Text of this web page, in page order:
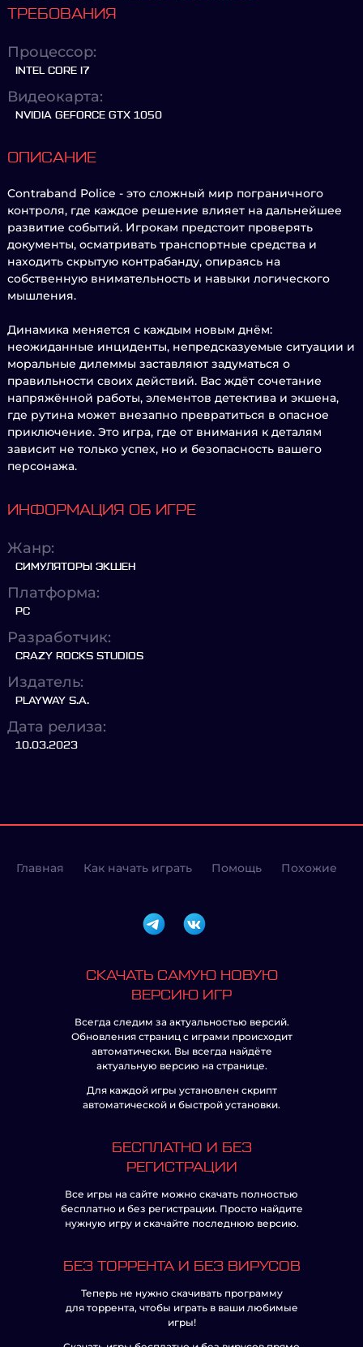
ТРЕБОВАНИЯ
Процессор:
INTEL CORE I7
Видеокарта:
NVIDIA GEFORCE GTX 1050
ОПИСАНИЕ
Contraband Police - это сложный мир пограничного
контроля, где каждое решение влияет на дальнейшее
развитие событий. Игрокам предстоит проверять
документы, осматривать транспортные средства и
находить скрытую контрабанду, опираясь на
собственную внимательность и навыки логического
мышления.
Динамика меняется с каждым новым днём:
неожиданные инциденты, непредсказуемые ситуации и
моральные дилеммы заставляют задуматься о
правильности своих действий. Вас ждёт сочетание
напряжённой работы, элементов детектива и экшена,
где рутина может внезапно превратиться в опасное
приключение. Это игра, где от внимания к деталям
зависит не только успех, но и безопасность вашего
персонажа.
ИНФОРМАЦИЯ ОБ ИГРЕ
Жанр:
СИМУЛЯТОРЫ ЭКШЕН
Платформа:
PC
Разработчик:
CRAZY ROCKS STUDIOS
Издатель:
PLAYWAY S.A.
Дата релиза:
10.03.2023
Главная Как начать играть Помощь Похожие
СКАЧАТЬ САМУЮ НОВУЮ
ВЕРСИЮ ИГР
Всегда следим за актуальностью версий.
Обновления страниц с играми происходит
автоматически. Вы всегда найдёте
актуальную версию на странице.
Для каждой игры установлен скрипт
автоматической и быстрой установки.
БЕСПЛАТНО И БЕЗ
РЕГИСТРАЦИИ
Все игры на сайте можно скачать полностью
бесплатно и без регистрации. Просто найдите
нужную игру и скачайте последнюю версию.
БЕЗ ТОРРЕНТА И БЕЗ ВИРУСОВ
Теперь не нужно скачивать программу
для торрента, чтобы играть в ваши любимые
игры!